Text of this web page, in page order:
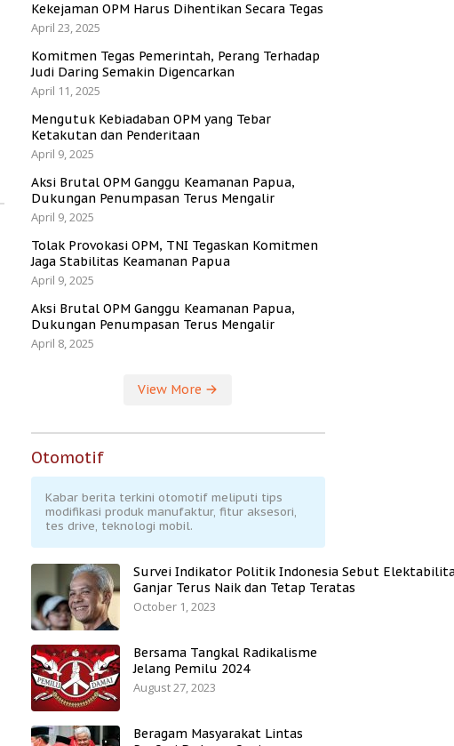
Kekejaman OPM Harus Dihentikan Secara Tegas
April 23, 2025
Komitmen Tegas Pemerintah, Perang Terhadap
Judi Daring Semakin Digencarkan
April 11, 2025
Mengutuk Kebiadaban OPM yang Tebar
Ketakutan dan Penderitaan
April 9, 2025
Aksi Brutal OPM Ganggu Keamanan Papua,
Dukungan Penumpasan Terus Mengalir
April 9, 2025
Tolak Provokasi OPM, TNI Tegaskan Komitmen
Jaga Stabilitas Keamanan Papua
April 9, 2025
Aksi Brutal OPM Ganggu Keamanan Papua,
Dukungan Penumpasan Terus Mengalir
April 8, 2025
View More
Otomotif
Kabar berita terkini otomotif meliputi tips
modifikasi produk manufaktur, fitur aksesori,
tes drive, teknologi mobil.
Survei Indikator Politik Indonesia Sebut
Ganjar Terus Naik dan Tetap Teratas
October 1, 2023
Bersama Tangkal Radikalisme
Jelang Pemilu 2024
August 27, 2023
Beragam Masyarakat Lintas